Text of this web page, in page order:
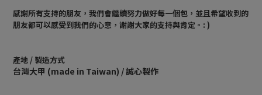
感謝所有支持的朋友，我們會繼續努力做好每一個包，並且希望收到的
朋友都可以感受到我們的心意，謝謝大家的支持與肯定。: )
產地 / 製造方式
台灣大甲 (made in Taiwan) / 誠心製作